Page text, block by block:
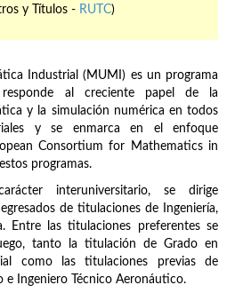
y Títulos - RUTC)
Industrial (MUMI) es un programa
al creciente papel de la
y la simulación numérica en todos
y se enmarca en el enfoque
Consortium for Mathematics in
programas.
interuniversitario, se dirige
de titulaciones de Ingeniería,
Entre las titulaciones preferentes se
tanto la titulación de Grado en
como las titulaciones previas de
e Ingeniero Técnico Aeronáutico.